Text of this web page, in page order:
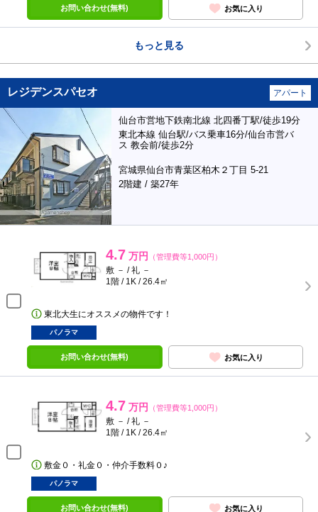
お問い合わせ(無料) お気に入り
もっと見る
レジデンスパセオ アパート
仙台市営地下鉄南北線 北四番丁駅/徒歩19分
東北本線 仙台駅/バス乗車16分/仙台市営バ
ス 教会前/徒歩2分
宮城県仙台市青葉区柏木２丁目 5-21
2階建 / 築27年
4.7 万円 （管理費等1,000円）
敷 － / 礼 －
1階 / 1K / 26.4㎡
東北大生にオススメの物件です！
パノラマ
お問い合わせ(無料) お気に入り
4.7 万円 （管理費等1,000円）
敷 － / 礼 －
1階 / 1K / 26.4㎡
敷金０・礼金０・仲介手数料０♪
パノラマ
お問い合わせ(無料) お気に入り